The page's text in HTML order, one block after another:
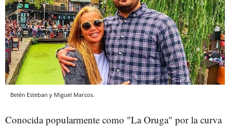
Belén Esteban y Miguel Marcos.
Conocida popularmente como "La Oruga" por la curva